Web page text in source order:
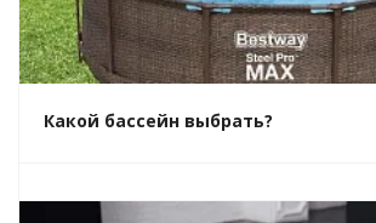
Какой бассейн выбрать?